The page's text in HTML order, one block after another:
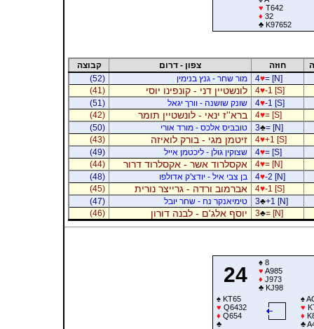
♥ T642
♦ 32
♣K97652
חוזה צפון - דרום
קבוצה
4♥= [N] מור שחר - גנץ בנימין
(52)
4♥-1 [S] לונשטיין דני - קונפינו יוסי
(41)
4♥-1 [S] שונק שושנה - וורך יגאל
(51)
4♥= [S] ברא''ז ינאי - לונשטיין תומר
(42)
3♣= [N] טובביס אלכס - מורד אורי
(50)
4♥+1 [S] זיטמן מגי - בורק לואיזה
(43)
4♥= [S] שצוקין גולן - ליכטמן אייל
(49)
4♥= [N] אקסלרוד אשר - אקסלרוד דרור
(44)
4♥-2 [N] בן צבי איל - יודצ'ק אדולפו
(48)
4♥-1 [S] אברמוב ורדה - גרייצר נורית
(45)
3♣+1 [N] טימיאנקר נח - שחר יובל
(47)
3♣= [N] יוסף אלג'ם - לבנה דורון (46)
24
♠8
♥ A985
♦ J973
♣KJ98
♠KT65
♥ Q6432
♦ Q654
♣
♠
♥
♦
♣